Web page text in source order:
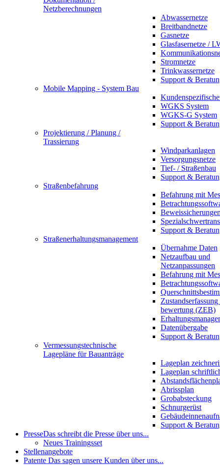
Netzberechnungen
Abwassernetze
Breitbandnetze
Gasnetze
Glasfasernetze /
Stromnetze
Trinkwassernetze
Support &
Mobile Mapping - System Bau
WGKS System
WGKS-G System
Support &
Projektierung / Planung /
Trassierung
Windparkanlagen
Versorgungsnetze
Tief- / Straßenbau
Support &
Straßenbefahrung
Befahrung mit
Support &
Straßenerhaltungsmanagement
Übernahme Daten
Netzaufbau und
Netzanpassungen
Befahrung mit
bewertung (ZEB)
Datenübergabe
Support &
Vermessungstechnische
Lagepläne für Bauanträge
Lageplan
Lageplan
Abrissplan
Grobabsteckung
Schnurgerüst
Support &
PresseDas schreibt die Presse über uns...
Neues Trainingsset
Stellenangebote
Patente Das sagen unsere Kunden über uns...